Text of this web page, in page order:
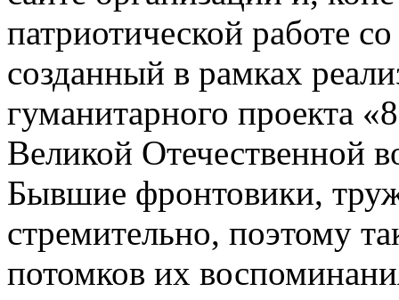
патриотической работе
созданный в рамках
гуманитарного проекта
Великой Отечественной
Бывшие фронтовики,
стремительно, поэтому
потомков их